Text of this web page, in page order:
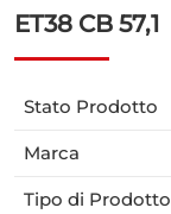
ET38 CB 57,1
Stato Prodotto
Marca
Tipo di Prodotto